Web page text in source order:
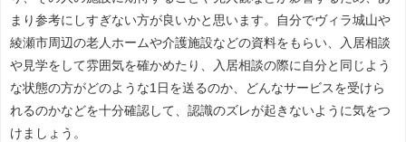
まり参考にしすぎない方が良いかと思います。自分でヴィラ城山や
綾瀬市周辺の老人ホームや介護施設などの資料をもらい、入居相談
や見学をして雰囲気を確かめたり、入居相談の際に自分と同じよう
な状態の方がどのような1日を送るのか、どんなサービスを受けら
れるのかなどを十分確認して、認識のズレが起きないように気をつ
けましょう。